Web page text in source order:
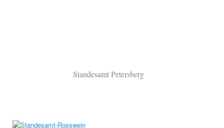
Standesamt Petersberg